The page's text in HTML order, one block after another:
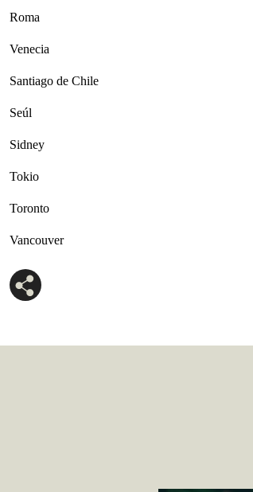
Roma
Venecia
Santiago de Chile
Seúl
Sidney
Tokio
Toronto
Vancouver